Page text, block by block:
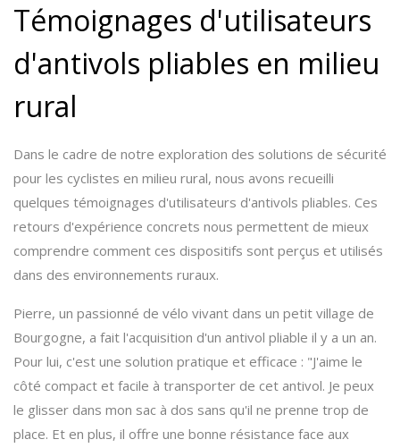
Témoignages d'utilisateurs
d'antivols pliables en milieu
rural
Dans le cadre de notre exploration des solutions de sécurité
pour les cyclistes en milieu rural, nous avons recueilli
quelques témoignages d'utilisateurs d'antivols pliables. Ces
retours d'expérience concrets nous permettent de mieux
comprendre comment ces dispositifs sont perçus et utilisés
dans des environnements ruraux.
Pierre, un passionné de vélo vivant dans un petit village de
Bourgogne, a fait l'acquisition d'un antivol pliable il y a un an.
Pour lui, c'est une solution pratique et efficace : "J'aime le
côté compact et facile à transporter de cet antivol. Je peux
le glisser dans mon sac à dos sans qu'il ne prenne trop de
place. Et en plus, il offre une bonne résistance face aux